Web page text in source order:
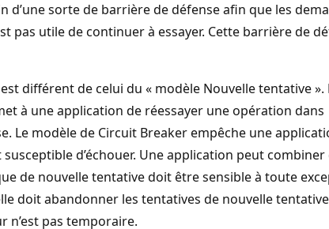
d’une sorte de barrière de défense afin que les
pas utile de continuer à essayer. Cette barrière de
différent de celui du « modèle Nouvelle tentative ».
à une application de réessayer une opération dans
Le modèle de Circuit Breaker empêche une
d’échouer. Une application peut combiner
de nouvelle tentative doit être sensible à toute
doit abandonner les tentatives de nouvelle
n’est pas temporaire.